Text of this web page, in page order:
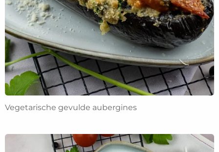
Vegetarische gevulde aubergines